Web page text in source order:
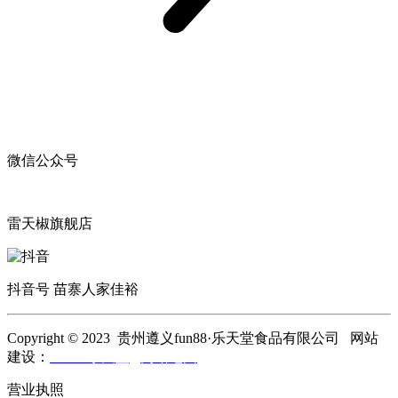
微信公众号
雷天椒旗舰店
抖音号 苗寨人家佳裕
Copyright © 2023 贵州遵义fun88·乐天堂食品有限公司 网站
建设：
营业执照